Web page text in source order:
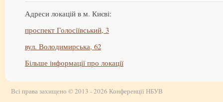
Адреси локацій в м. Києві:
проспект Голосіївський, 3
вул. Володимирська, 62
Більше інформації про локації
Всі права захищено © 2013 - 2026 Конференції НБУВ